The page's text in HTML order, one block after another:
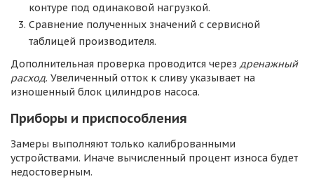
контуре под одинаковой нагрузкой.
Сравнение полученных значений с сервисной
таблицей производителя.
Дополнительная проверка проводится через дренажный
расход. Увеличенный отток к сливу указывает на
изношенный блок цилиндров насоса.
Приборы и приспособления
Замеры выполняют только калиброванными
устройствами. Иначе вычисленный процент износа будет
недостоверным.